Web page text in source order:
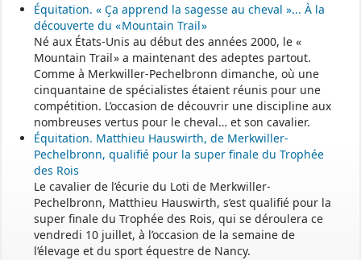
Permanence mairie
Le secrétariat est fermé le samedi matin.
Une permanence est assurée par le maire, sur rendez-vous.
Équitation. « Ça apprend la sagesse au cheval »... À la
découverte du « Mountain Trail »
Né aux États-Unis au début des années 2000, le «
Mountain Trail » a maintenant des adeptes partout.
Comme à Merkwiller-Pechelbronn dimanche, où une
cinquantaine de spécialistes étaient réunis pour une
compétition. L’occasion de découvrir une discipline aux
nombreuses vertus pour le cheval… et son cavalier.
Équitation. Matthieu Hauswirth, de Merkwiller-
Pechelbronn, qualifié pour la super finale du Trophée
des Rois
Le cavalier de l’écurie du Loti de Merkwiller-
Pechelbronn, Matthieu Hauswirth, s’est qualifié pour la
super finale du Trophée des Rois, qui se déroulera ce
vendredi 10 juillet, à l’occasion de la semaine de
l’élevage et du sport équestre de Nancy.